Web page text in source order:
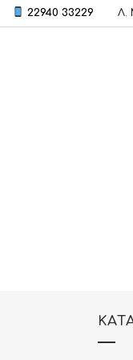
22940 33229 Λ.